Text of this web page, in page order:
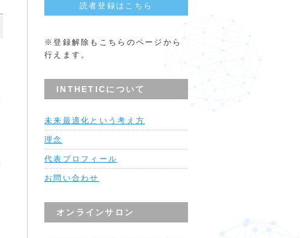
読者登録はこちら
※登録解除もこちらのページから
行えます。
INTHETICについて
未来最適化という考え方
理念
代表プロフィール
お問い合わせ
オンラインサロン